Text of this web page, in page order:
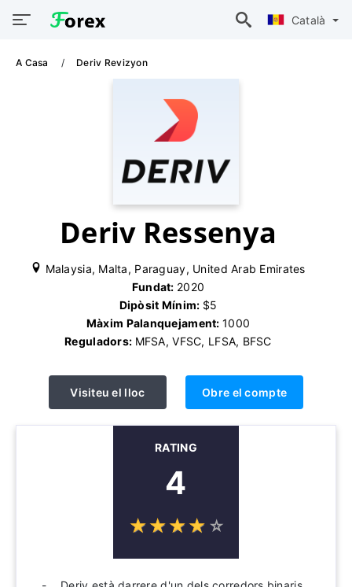
Català
A Casa Deriv Revizyon
Deriv Ressenya
Malaysia, Malta, Paraguay, United Arab Emirates
Fundat: 2020
Dipòsit Mínim: $5
Màxim Palanquejament:1000
Reguladors: MFSA, VFSC, LFSA, BFSC
Visiteu el lloc Obre el compte
RATING
4
☆☆☆☆ ☆
★★★★ ★